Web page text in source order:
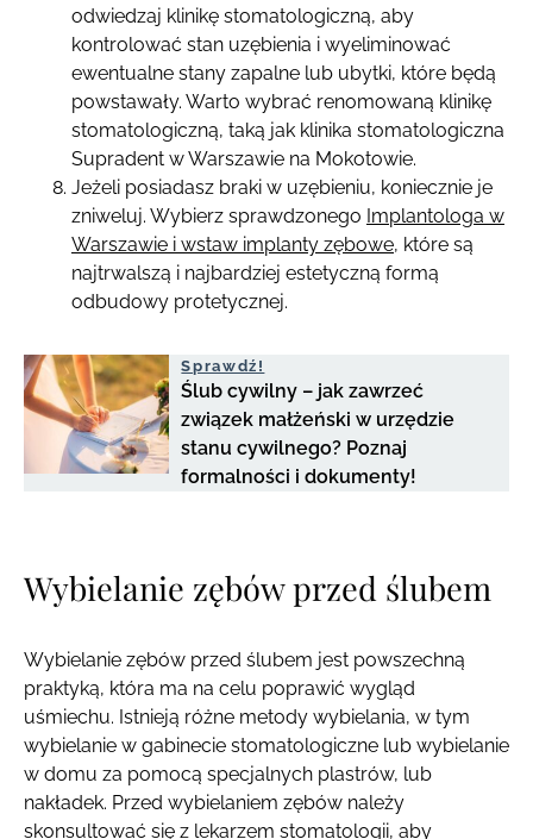
odwiedzaj klinikę stomatologiczną, aby
kontrolować stan uzębienia i wyeliminować
ewentualne stany zapalne lub ubytki, które będą
powstawały. Warto wybrać renomowaną klinikę
stomatologiczną, taką jak klinika stomatologiczna
Supradent w Warszawie na Mokotowie.
Jeżeli posiadasz braki w uzębieniu, koniecznie je
zniweluj. Wybierz sprawdzonego Implantologa w
Warszawie i wstaw implanty zębowe, które są
najtrwalszą i najbardziej estetyczną formą
odbudowy protetycznej.
Sprawdź!
Ślub cywilny – jak zawrzeć
związek małżeński w urzędzie
stanu cywilnego? Poznaj
formalności i dokumenty!
Wybielanie zębów przed ślubem
Wybielanie zębów przed ślubem jest powszechną
praktyką, która ma na celu poprawić wygląd
uśmiechu. Istnieją różne metody wybielania, w tym
wybielanie w gabinecie stomatologiczne lub wybielanie
w domu za pomocą specjalnych plastrów, lub
nakładek. Przed wybielaniem zębów należy
skonsultować się z lekarzem stomatologii, aby